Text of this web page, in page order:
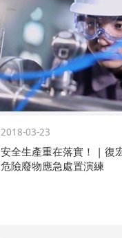
2018-03-23
安全生產重在落實！ | 復
危險廢物應急處置演練